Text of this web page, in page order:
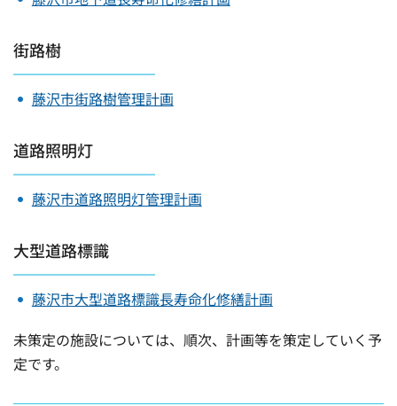
街路樹
藤沢市街路樹管理計画
道路照明灯
藤沢市道路照明灯管理計画
大型道路標識
藤沢市大型道路標識長寿命化修繕計画
未策定の施設については、順次、計画等を策定していく予
定です。